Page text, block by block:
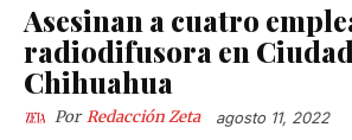
Asesinan a cuatro
radiodifusora en
Chihuahua
Por Redacción Zeta agosto 11, 2022